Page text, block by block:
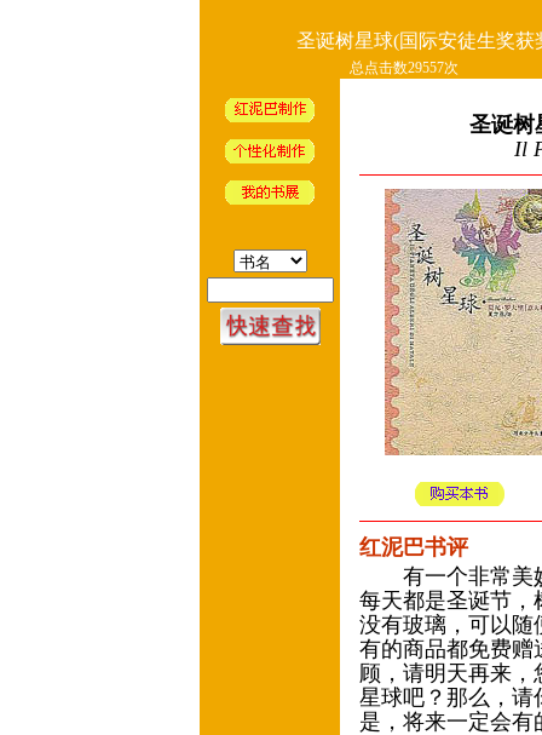
圣诞树星球(国际安徒生奖获
总点击数29557次
圣诞树
Il
红泥巴书评
有一个非常美
每天都是圣诞节，
没有玻璃，可以随
有的商品都免费赠
顾，请明天再来，
星球吧？那么，请
是，将来一定会有